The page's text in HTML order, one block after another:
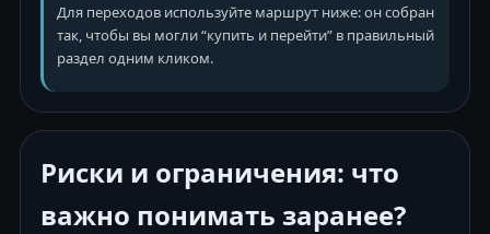
Для переходов используйте маршрут ниже: он собран
так, чтобы вы могли “купить и перейти” в правильный
раздел одним кликом.
Риски и ограничения: что
важно понимать заранее?